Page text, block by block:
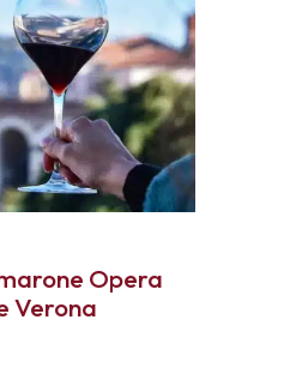
Opera
Verona